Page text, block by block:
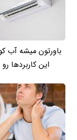
باورتون میشه آب
این کاربردها رو